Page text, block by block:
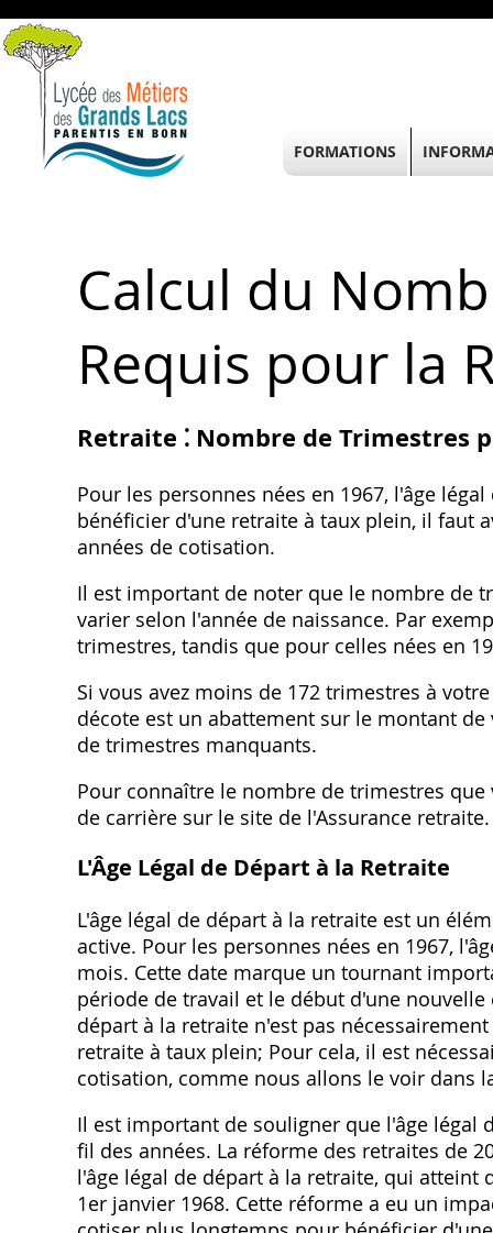
Calcul du
Requis pour la
Retraite ⁚ Nombre de Trimestres
Pour les personnes nées en 1967, l'âge
bénéficier d'une retraite à taux plein, il faut
années de cotisation.
Il est important de noter que le nombre de
varier selon l'année de naissance. Par
trimestres, tandis que pour celles nées en
Si vous avez moins de 172 trimestres à
décote est un abattement sur le montant
de trimestres manquants.
Pour connaître le nombre de trimestres
de carrière sur le site de l'Assurance retraite.
L'Âge Légal de Départ à la Retraite
L'âge légal de départ à la retraite est un
active. Pour les personnes nées en 1967,
mois. Cette date marque un tournant
période de travail et le début d'une
départ à la retraite n'est pas
retraite à taux plein; Pour cela, il est
cotisation, comme nous allons le voir dans
Il est important de souligner que l'âge légal
fil des années. La réforme des retraites de
l'âge légal de départ à la retraite, qui
1er janvier 1968. Cette réforme a eu un
FORMATIONS